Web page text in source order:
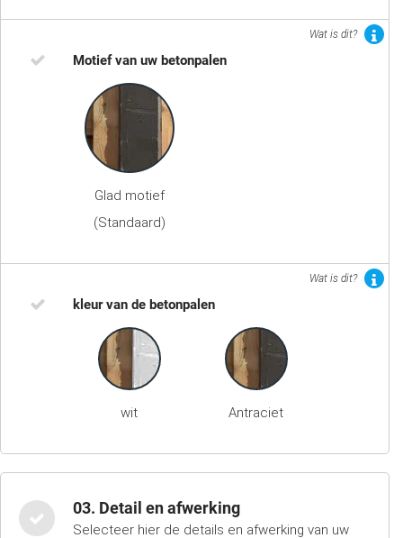
Wat is dit?
Motief van uw betonpalen
Glad motief
(Standaard)
Wat is dit?
kleur van de betonpalen
wit Antraciet
03. Detail en afwerking
Selecteer hier de details en afwerking van uw